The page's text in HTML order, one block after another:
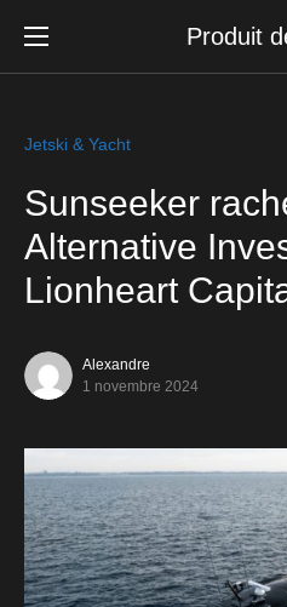
Produit
Jetski & Yacht
Sunseeker
Alternative
Lionheart
Alexandre
1 novembre 2024